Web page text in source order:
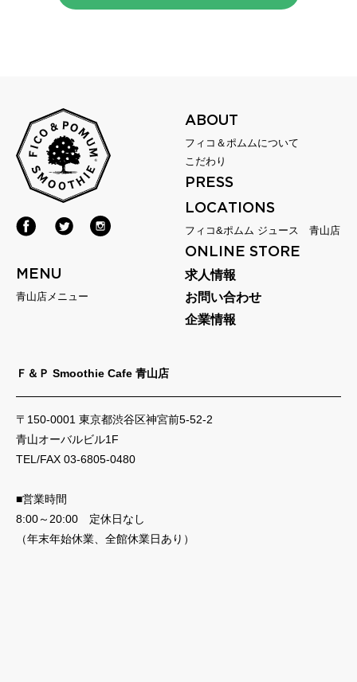
MENU
青山店メニュー
ABOUT
フィコ＆ポムムについて
こだわり
PRESS
LOCATIONS
フィコ&ポムム ジュース 青山店
ONLINE STORE
求人情報
お問い合わせ
企業情報
Ｆ＆Ｐ Smoothie Cafe 青山店
〒150-0001 東京都渋谷区神宮前5-52-2
青山オーバルビル1F
TEL/FAX 03-6805-0480
■営業時間
8:00～20:00 定休日なし
（年末年始休業、全館休業日あり）